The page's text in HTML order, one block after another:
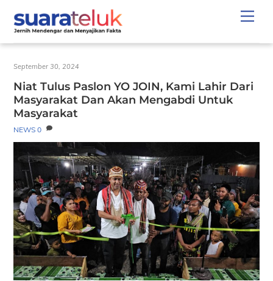
content
September 30, 2024
Niat Tulus Paslon YO JOIN, Kami Lahir Dari
Masyarakat Dan Akan Mengabdi Untuk
Masyarakat
NEWS 0